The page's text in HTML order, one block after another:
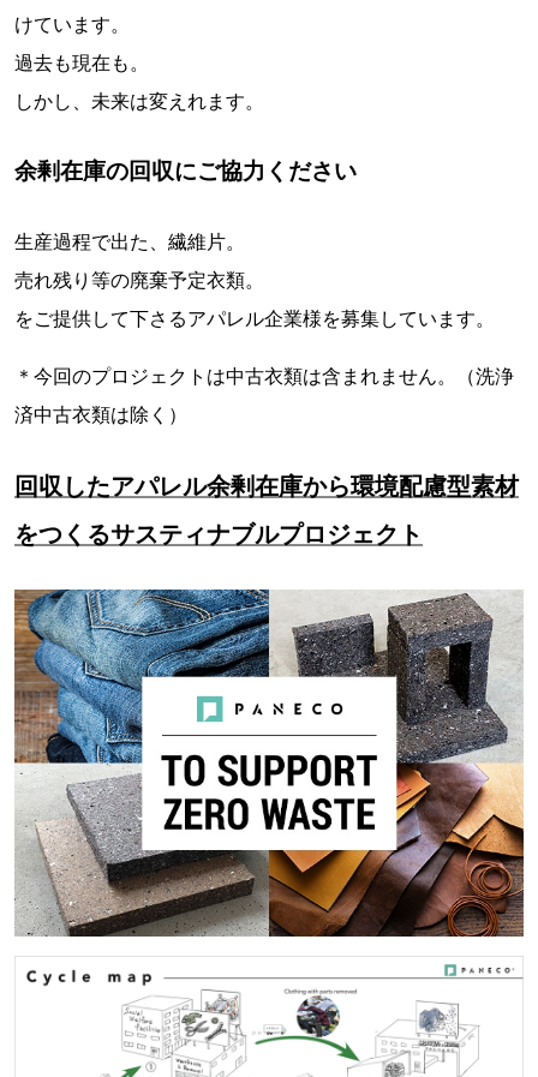
けています。
過去も現在も。
しかし、未来は変えれます。
余剰在庫の回収にご協力ください
生産過程で出た、繊維片。
売れ残り等の廃棄予定衣類。
をご提供して下さるアパレル企業様を募集しています。
＊今回のプロジェクトは中古衣類は含まれません。（洗浄
済中古衣類は除く）
回収したアパレル余剰在庫から環境配慮型素材
をつくるサスティナブルプロジェクト